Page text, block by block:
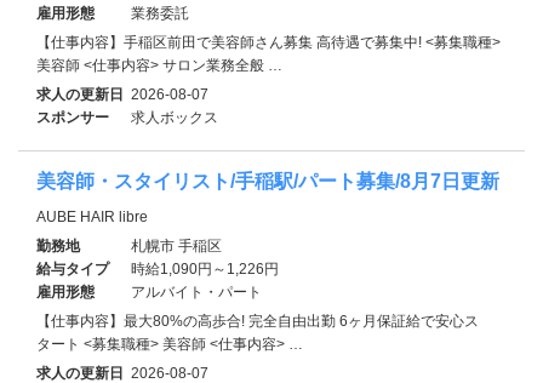
雇用形態
業務委託
【仕事内容】手稲区前田で美容師さん募集 高待遇で募集中! <募集職種>
美容師 <仕事内容> サロン業務全般 …
求人の更新日 2026-08-07
スポンサー
求人ボックス
美容師・スタイリスト/手稲駅/パート募集/8月7日更新
AUBE HAIR libre
勤務地
札幌市 手稲区
給与タイプ
時給1,090円～1,226円
雇用形態
アルバイト・パート
【仕事内容】最大80%の高歩合! 完全自由出勤 6ヶ月保証給で安心ス
タート <募集職種> 美容師 <仕事内容> …
求人の更新日 2026-08-07